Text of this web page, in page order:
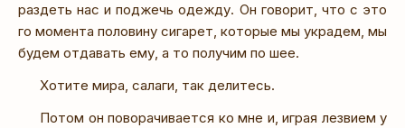
раздеть нас и поджечь одежду. Он говорит, что с это
го момента половину сигарет, которые мы украдем, мы
будем отдавать ему, а то получим по шее.
Хотите мира, салаги, так делитесь.
Потом он поворачивается ко мне и, играя лезвием у